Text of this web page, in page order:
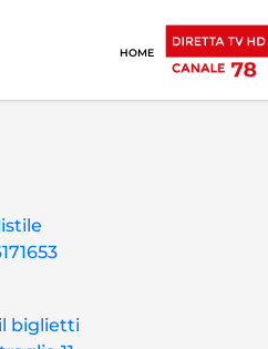
HOME